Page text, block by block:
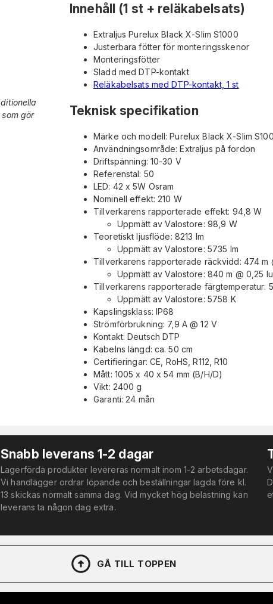
Innehåll (1 st + reläkabelsats)
Extraljus Purelux Black X-Slim S1000
Justerbara fötter för monteringsskenor
Monteringsfötter
Sladd med DTP-kontakt
Reläkabelsats med DTP-kontakt, 1 st
Teknisk specifikation
Märke och modell: Purelux Black X-Slim
Användningsområde: Extraljus på fordon
Driftspänning: 10-30 V
Referenstal: 50
LED: 42 x 5W Osram
Nominell effekt: 210 W
Tillverkarens rapporterade effekt: 94,8 W
Uppmätt av Valostore: 98,9 W
Teoretiskt ljusflöde: 8213 lm
Uppmätt av Valostore: 5735 lm
Tillverkarens rapporterade räckvidd: 474 m
Uppmätt av Valostore: 840 m @ 0,25
Tillverkarens rapporterade färgtemperatur:
Uppmätt av Valostore: 5758 K
Kapslingsklass: IP68
Strömförbrukning: 7,9 A @ 12 V
Kontakt: Deutsch DTP
Kabelns längd: ca. 50 cm
Certifieringar: CE, RoHS, R112, R10
Mått: 1005 x 40 x 54 mm (B/H/D)
Vikt: 2400 g
Garanti: 24 mån
Snabb leverans 1-2 dagar
Lagerförda produkter levereras normalt inom 1-2 arbetsdagar.
Vi handlägger ordrar löpande och beställningar lagda före kl.
13 skickas normalt samma dag. Vid mycket hög belastning kan
leverans ta någon dag extra.
GÅ TILL TOPPEN